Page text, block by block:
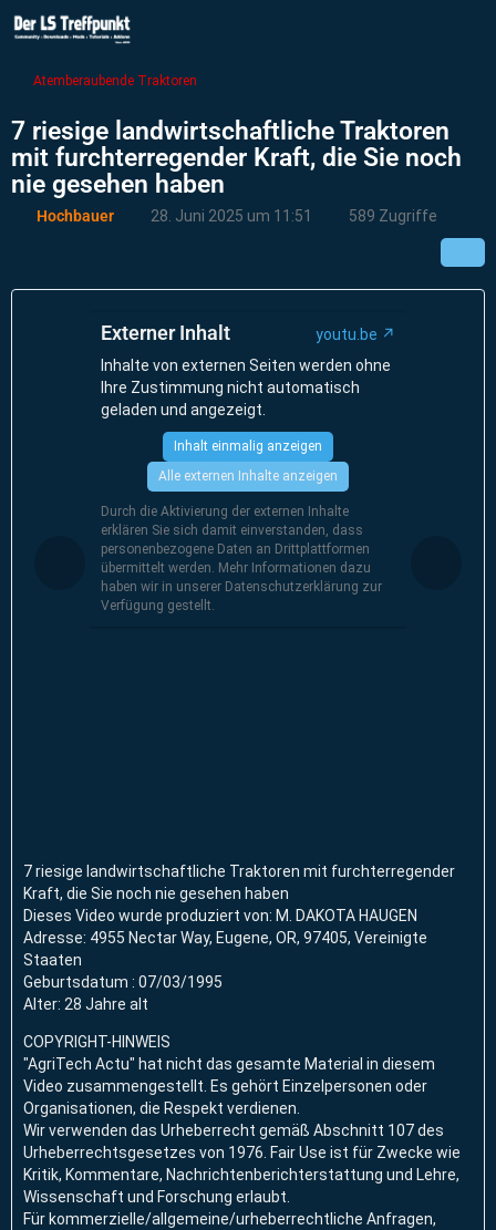
Atemberaubende Traktoren
7 riesige landwirtschaftliche Traktoren
mit furchterregender Kraft, die Sie noch
nie gesehen haben
Hochbauer 28. Juni 2025 um 11:51 589 Zugriffe
Externer Inhalt
youtu.be
Inhalte von externen Seiten werden ohne
Ihre Zustimmung nicht automatisch
geladen und angezeigt.
Inhalt einmalig anzeigen
Alle externen Inhalte anzeigen
Durch die Aktivierung der externen Inhalte
erklären Sie sich damit einverstanden, dass
personenbezogene Daten an Drittplattformen
übermittelt werden. Mehr Informationen dazu
haben wir in unserer Datenschutzerklärung zur
Verfügung gestellt.
7 riesige landwirtschaftliche Traktoren mit furchterregender
Kraft, die Sie noch nie gesehen haben
Dieses Video wurde produziert von: M. DAKOTA HAUGEN
Adresse: 4955 Nectar Way, Eugene, OR, 97405, Vereinigte
Staaten
Geburtsdatum : 07/03/1995
Alter: 28 Jahre alt
COPYRIGHT-HINWEIS
"AgriTech Actu" hat nicht das gesamte Material in diesem
Video zusammengestellt. Es gehört Einzelpersonen oder
Organisationen, die Respekt verdienen.
Wir verwenden das Urheberrecht gemäß Abschnitt 107 des
Urheberrechtsgesetzes von 1976. Fair Use ist für Zwecke wie
Kritik, Kommentare, Nachrichtenberichterstattung und Lehre,
Wissenschaft und Forschung erlaubt.
Für kommerzielle/allgemeine/urheberrechtliche Anfragen,